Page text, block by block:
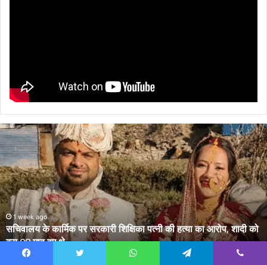
सचिवालय
के
कार्मिक
पर
सरकारी
शिक्षिका
पत्नी
की
हत्या
का
1 week ago
सचिवालय के कार्मिक पर सरकारी शिक्षिका पत्नी की हत्या का आरोप, शादी को
बस 08 माह हुए थे